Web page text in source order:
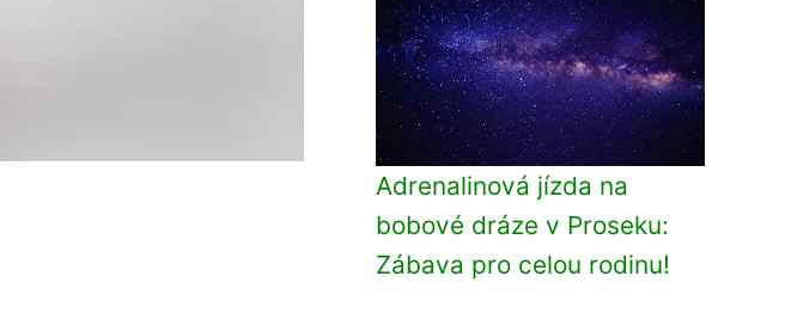
Adrenalinová jízda na
bobové dráze v Proseku:
Zábava pro celou rodinu!